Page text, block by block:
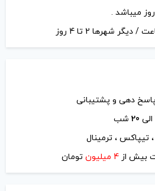
میباشد .
دهی و پشتیبانی
الی 20 شب
تیپاکس ، ترمینال
بیش از 4 میلیون تومان